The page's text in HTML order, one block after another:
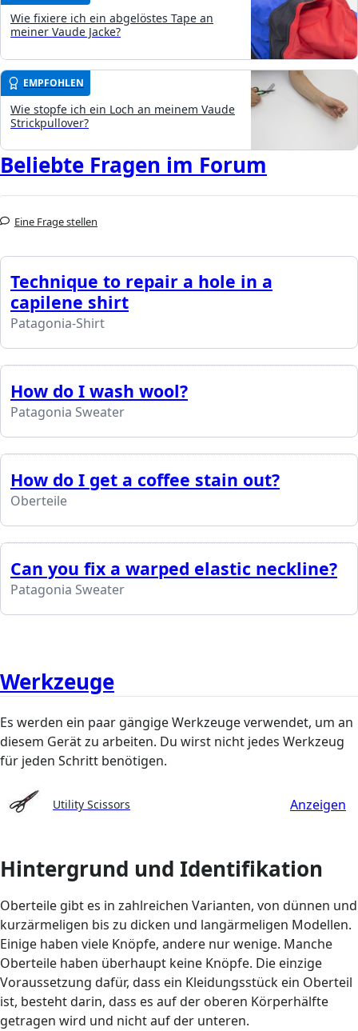
Wie fixiere ich ein abgelöstes Tape an
meiner Vaude Jacke?
EMPFOHLEN
Wie stopfe ich ein Loch an meinem Vaude
Strickpullover?
Beliebte Fragen im Forum
Eine Frage stellen
Technique to repair a hole in a
capilene shirt
Patagonia-Shirt
How do I wash wool?
Patagonia Sweater
How do I get a coffee stain out?
Oberteile
Can you fix a warped elastic neckline?
Patagonia Sweater
Werkzeuge
Es werden ein paar gängige Werkzeuge verwendet, um an
diesem Gerät zu arbeiten. Du wirst nicht jedes Werkzeug
für jeden Schritt benötigen.
Utility Scissors Anzeigen
Hintergrund und Identifikation
Oberteile gibt es in zahlreichen Varianten, von dünnen und
kurzärmeligen bis zu dicken und langärmeligen Modellen.
Einige haben viele Knöpfe, andere nur wenige. Manche
Oberteile haben überhaupt keine Knöpfe. Die einzige
Voraussetzung dafür, dass ein Kleidungsstück ein Oberteil
ist, besteht darin, dass es auf der oberen Körperhälfte
getragen wird und nicht auf der unteren.